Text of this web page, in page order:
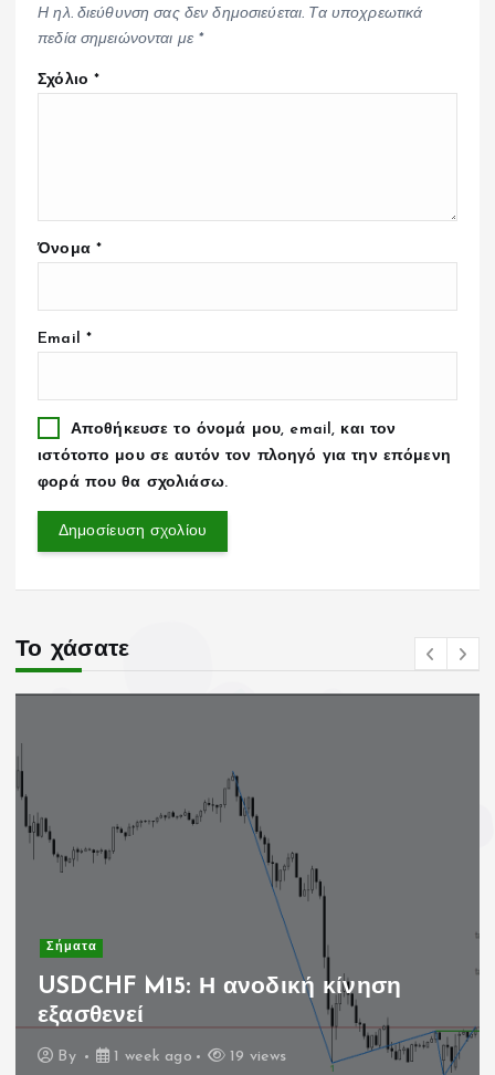
Η ηλ. διεύθυνση σας δεν δημοσιεύεται. Τα υποχρεωτικά
πεδία σημειώνονται με *
Σχόλιο*
Όνομα *
Email *
Αποθήκευσε το όνομά μου, email, και τον
ιστότοπο μου σε αυτόν τον πλοηγό για την επόμενη
φορά που θα σχολιάσω.
Το χάσατε
Σήματα
USDCHF M15: Η ανοδική κίνηση
εξασθενεί
By 1 week ago 19 views